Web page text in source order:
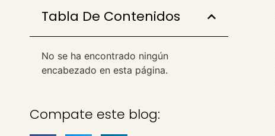
Tabla De Contenidos
No se ha encontrado ningún
encabezado en esta página.
Compate este blog: